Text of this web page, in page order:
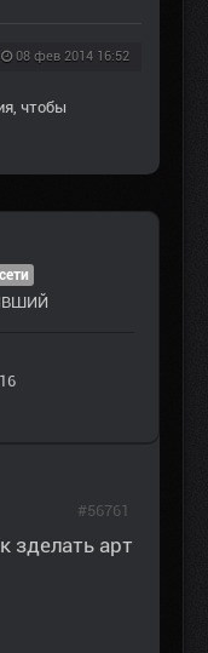
08 фев 2014 16:52
, чтобы
зделать арт
#56761